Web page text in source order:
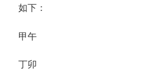
如下：
甲午
丁卯